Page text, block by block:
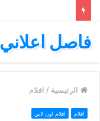
فاصل اعلاني
الرئيسية / افلام
افلام افلام اون لاين